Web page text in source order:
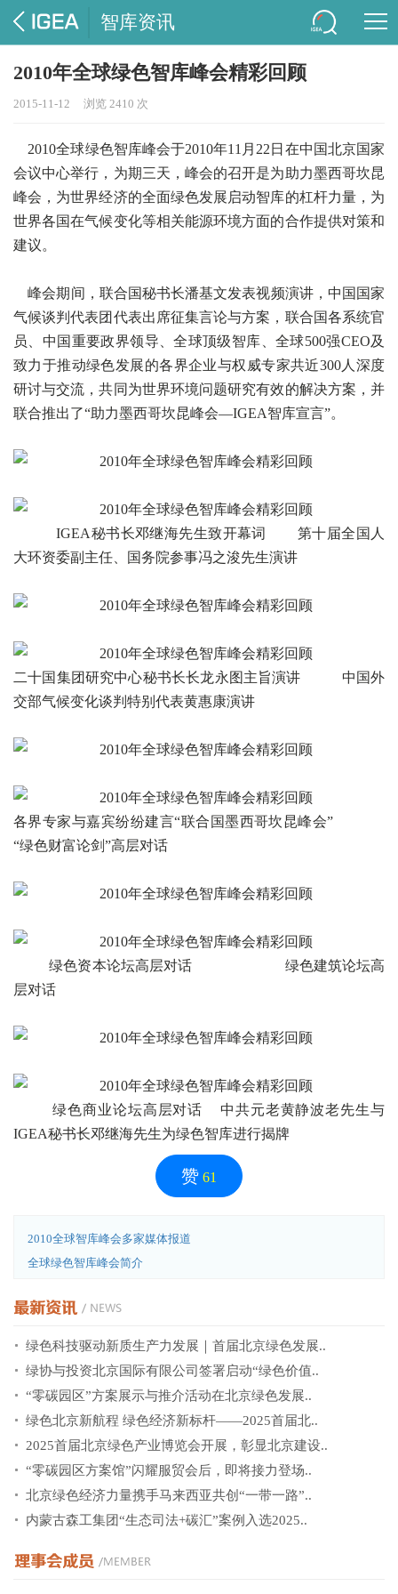
智库资讯
2010年全球绿色智库峰会精彩回顾
2015-11-12 浏览 2410 次
2010全球绿色智库峰会于2010年11月22日在中国北京国家
会议中心举行，为期三天，峰会的召开是为助力墨西哥坎昆
峰会，为世界经济的全面绿色发展启动智库的杠杆力量，为
世界各国在气候变化等相关能源环境方面的合作提供对策和
建议。
峰会期间，联合国秘书长潘基文发表视频演讲，中国国家
气候谈判代表团代表出席征集言论与方案，联合国各系统官
员、中国重要政界领导、全球顶级智库、全球500强CEO及
致力于推动绿色发展的各界企业与权威专家共近300人深度
研讨与交流，共同为世界环境问题研究有效的解决方案，并
联合推出了“助力墨西哥坎昆峰会—IGEA智库宣言”。
IGEA秘书长邓继海先生致开幕词 第十届全国人
大环资委副主任、国务院参事冯之浚先生演讲
二十国集团研究中心秘书长长龙永图主旨演讲 中国外
交部气候变化谈判特别代表黄惠康演讲
各界专家与嘉宾纷纷建言“联合国墨西哥坎昆峰会”
“绿色财富论剑”高层对话
绿色资本论坛高层对话 绿色建筑论坛高
层对话
绿色商业论坛高层对话 中共元老黄静波老先生与
IGEA秘书长邓继海先生为绿色智库进行揭牌
赞 61
2010全球智库峰会多家媒体报道
全球绿色智库峰会简介
绿色科技驱动新质生产力发展｜首届北京绿色发展..
绿协与投资北京国际有限公司签署启动“绿色价值..
“零碳园区”方案展示与推介活动在北京绿色发展..
绿色北京新航程 绿色经济新标杆——2025首届北..
2025首届北京绿色产业博览会开展，彰显北京建设..
“零碳园区方案馆”闪耀服贸会后，即将接力登场..
北京绿色经济力量携手马来西亚共创“一带一路”..
内蒙古森工集团“生态司法+碳汇”案例入选2025..